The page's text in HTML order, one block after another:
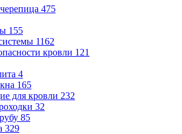
475
155
1162
кровли 121
4
165
для кровли 232
32
85
329